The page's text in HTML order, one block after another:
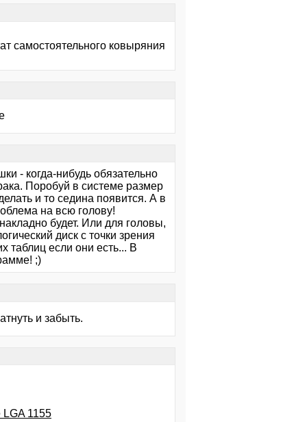
самостоятельного ковыряния
- когда-нибудь обязательно
Поробуй в системе размер
и то седина появится. А в
на всю голову!
будет. Или для головы,
диск с точки зрения
таблиц если они есть... В
;)
и забыть.
1155